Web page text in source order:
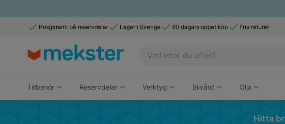
Prisgaranti på reservdelar Lager i Sverige 60 dagars öppet köp Fria returer
Tillbehör Reservdelar Verktyg Bilvård Olja
Hitta